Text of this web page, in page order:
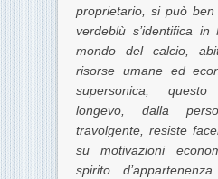
proprietario, si può
verdeblù s’identifica
mondo del calcio,
risorse umane ed
supersonica,
longevo, dalla
travolgente, resiste
su motivazioni
spirito